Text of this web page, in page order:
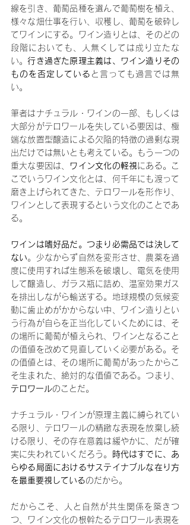
線を引き、葡萄品種を選んで葡萄樹を植え、
様々な畑仕事を行い、収穫し、葡萄を破砕し
てワインにする。ワイン造りとは、そのどの
段階においても、人無くしては成り立たな
い。行き過ぎた原理主義は、ワイン造りその
ものを否定している と言っても過言では無
い。
筆者はナチュラル・ワインの一部、もしくは
大部分がテロワールを失している要因は、極
端な放置型醸造による欠陥的特徴の過剰な現
出だけでは無いとも考えている。もう一つの
重大な要因は、
ワイン文化の軽視にある。こ
こでいうワイン文化とは、何千年にも渡って
磨き上げられてきた、テロワールを形作り、
ワインとして表現するという文化のことであ
る。
ワインは嗜好品だ。つまり必需品では決して
ない。少なからず自然を変形させ、農薬を過
度に使用すれば生態系を破壊し、電気を使用
して醸造し、ガラス瓶に詰め、温室効果ガス
を排出しながら輸送する。地球規模の気候変
動に歯止めがかからない中、ワイン造りとい
う行為が自らを正当化していくためには、そ
の場所に葡萄が植えられ、ワインとなること
の価値を改めて見直していく必要がある。そ
の価値とは、その場所に葡萄があったからこ
そ生まれた、絶対的な価値である。つまり、
テロワールのことだ。
ナチュラル・ワインが原理主義に縛られてい
る限り、テロワールの精緻な表現を放棄し続
ける限り、その存在意義は緩やかに、だが確
実に失われていくだろう。
時代はすでに、あ
らゆる局面におけるサステイナブルな在り方
を最重要視しているのだから。
だからこそ、人と自然が共生関係を築きつ
つ、ワイン文化の根幹たるテロワール表現を